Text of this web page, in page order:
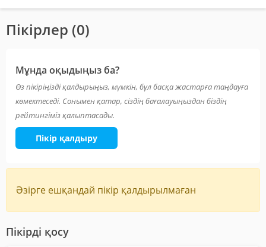
Пікірлер (0)
Мұнда оқыдыңыз ба?
Өз пікіріңізді қалдырыңыз, мүмкін, бұл басқа жастарға таңдауға
көмектеседі. Сонымен қатар, сіздің бағалауыңыздан біздің
рейтингіміз қалыптасады.
Пікір қалдыру
Әзірге ешқандай пікір қалдырылмаған
Пікірді қосу